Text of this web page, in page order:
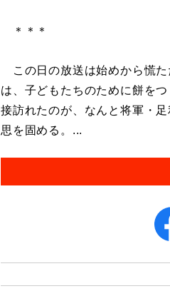
＊＊＊
この日の放送は始めから慌た
は、子どもたちのために餅を
接訪れたのが、なんと将軍・
思を固める。...